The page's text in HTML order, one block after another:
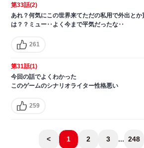
第33話(2)
あれ？何気にこの世界来てただの私用で外出と
は？？ミュー‥よく今まで平気だったな‥
261
第31話(1)
今回の話でよくわかった
このゲームのシナリオライター性格悪い
259
< 1 2 3 ... 248